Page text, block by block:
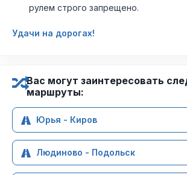
рулем строго запрещено.
Удачи на дорогах!
Вас могут заинтересовать
маршруты:
Юрья - Киров
Людиново - Подольск